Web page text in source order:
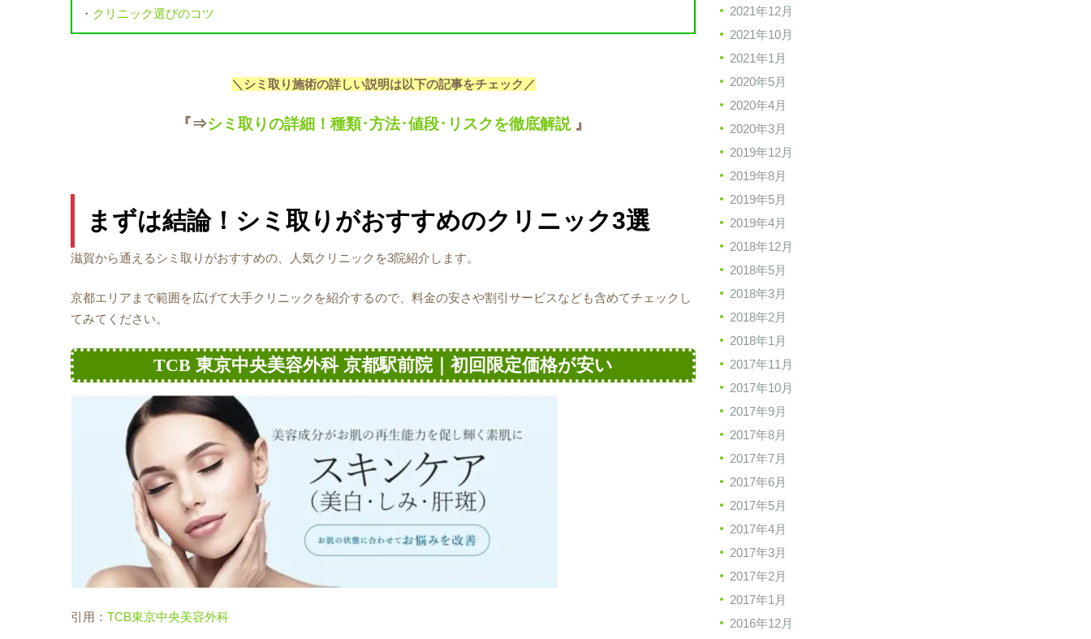
2021年12月
2021年10月
2021年1月
2020年5月
2020年4月
2020年3月
2019年12月
2019年8月
2019年5月
2019年4月
2018年12月
2018年5月
2018年3月
2018年2月
2018年1月
2017年11月
2017年10月
2017年9月
2017年8月
2017年7月
2017年6月
2017年5月
2017年4月
2017年3月
2017年2月
2017年1月
2016年12月
・ クリニック選びのコツ
＼シミ取り施術の詳しい説明は以下の記事をチェック／
『⇒シミ取りの詳細！種類･方法･値段･リスクを徹底解説 』
まずは結論！シミ取りがおすすめのクリニック3選
滋賀から通えるシミ取りがおすすめの、人気クリニックを3院紹介します。
京都エリアまで範囲を広げて大手クリニックを紹介するので、料金の安さや割引サービスなども含めてチェックし
てみてください。
TCB 東京中央美容外科 京都駅前院｜初回限定価格が安い
引用： TCB東京中央美容外科